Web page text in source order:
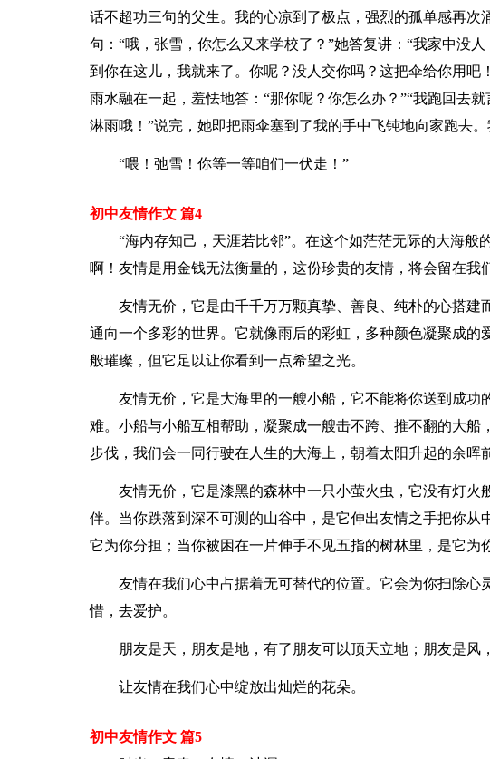
话不超功三句的父生。我的心凉到了极点，强烈的孤单感再次
句：“哦，张雪，你怎么又来学校了？”她答复讲：“我家中没
到你在这儿，我就来了。你呢？没人交你吗？这把伞给你用吧
雨水融在一起，羞怯地答：“那你呢？你怎么办？”“我跑回去
淋雨哦！”说完，她即把雨伞塞到了我的手中飞钝地向家跑去
“喂！弛雪！你等一等咱们一伏走！”
初中友情作文 篇4
“海内存知己，天涯若比邻”。在这个如茫茫无际的大海般
啊！友情是用金钱无法衡量的，这份珍贵的友情，将会留在我
友情无价，它是由千千万万颗真挚、善良、纯朴的心搭建
通向一个多彩的世界。它就像雨后的彩虹，多种颜色凝聚成的
般璀璨，但它足以让你看到一点希望之光。
友情无价，它是大海里的一艘小船，它不能将你送到成功
难。小船与小船互相帮助，凝聚成一艘击不跨、推不翻的大船
步伐，我们会一同行驶在人生的大海上，朝着太阳升起的余晖
友情无价，它是漆黑的森林中一只小萤火虫，它没有灯火
伴。当你跌落到深不可测的山谷中，是它伸出友情之手把你从
它为你分担；当你被困在一片伸手不见五指的树林里，是它为
友情在我们心中占据着无可替代的位置。它会为你扫除心
惜，去爱护。
朋友是天，朋友是地，有了朋友可以顶天立地；朋友是风
让友情在我们心中绽放出灿烂的花朵。
初中友情作文 篇5